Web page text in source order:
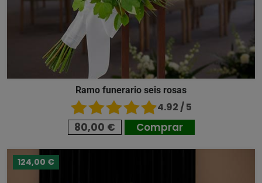
Ramo funerario seis rosas
4.92 / 5
80,00 € Comprar
124,00 €